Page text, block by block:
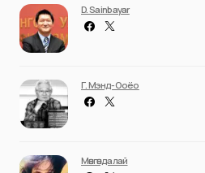
D. Sainbayar
Г. Мэнд-Ооёо
Мөнгөндалай